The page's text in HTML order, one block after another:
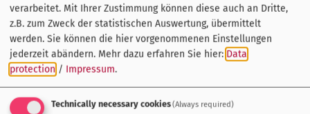
verarbeitet. Mit Ihrer Zustimmung können diese auch an Dritte,
z.B. zum Zweck der statistischen Auswertung, übermittelt
werden. Sie können die hier vorgenommenen Einstellungen
jederzeit abändern. Mehr dazu erfahren Sie hier: Data
protection / Impressum.
Technically necessary cookies(Always required)